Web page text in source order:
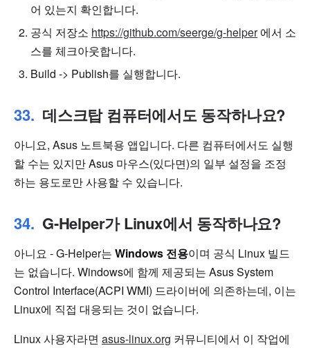
어 있는지 확인합니다.
공식 저장소 https://github.com/seerge/g-helper에서 소
스를 체크아웃합니다.
Build -> Publish를 실행합니다.
데스크탑 컴퓨터에서도 동작하나요?
아니요, Asus 노트북용 앱입니다. 다른 컴퓨터에서도 실행
할 수는 있지만 Asus 마우스(있다면)의 일부 설정을 조정
하는 용도로만 사용할 수 있습니다.
G-Helper가 Linux에서 동작하나요?
아니요 - G-Helper는 Windows 전용이며 공식 Linux 빌드
는 없습니다. Windows에 함께 제공되는 Asus System
Control Interface(ACPI WMI) 드라이버에 의존하는데, 이는
Linux에 직접 대응되는 것이 없습니다.
Linux 사용자라면 asus-linux.org 커뮤니티에서 이 작업에